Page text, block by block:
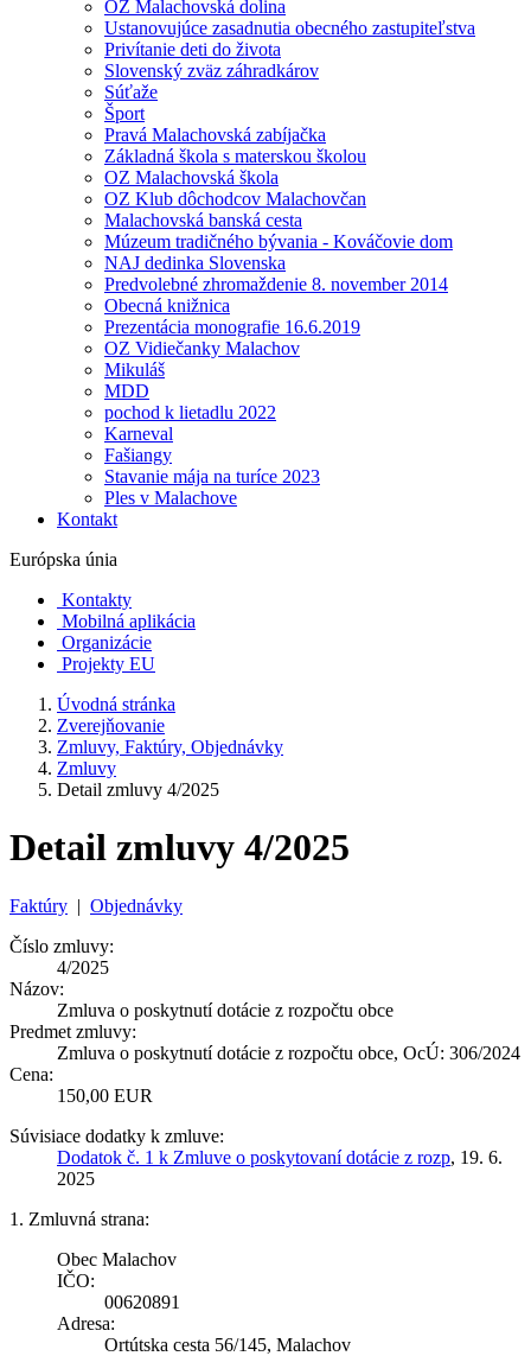
OZ Malachovská dolina
Ustanovujúce zasadnutia obecného zastupiteľstva
Privítanie deti do života
Slovenský zväz záhradkárov
Súťaže
Šport
Pravá Malachovská zabíjačka
Základná škola s materskou školou
OZ Malachovská škola
OZ Klub dôchodcov Malachovčan
Malachovská banská cesta
Múzeum tradičného bývania - Kováčovie dom
NAJ dedinka Slovenska
Predvolebné zhromaždenie 8. november 2014
Obecná knižnica
Prezentácia monografie 16.6.2019
OZ Vidiečanky Malachov
Mikuláš
MDD
pochod k lietadlu 2022
Karneval
Fašiangy
Stavanie mája na turíce 2023
Ples v Malachove
Kontakt
Európska únia
Kontakty
Mobilná aplikácia
Organizácie
Projekty EU
Úvodná stránka
Zverejňovanie
Zmluvy, Faktúry, Objednávky
Zmluvy
Detail zmluvy 4/2025
Detail zmluvy 4/2025
Faktúry | Objednávky
Číslo zmluvy:
4/2025
Názov:
Zmluva o poskytnutí dotácie z rozpočtu obce
Predmet zmluvy:
Zmluva o poskytnutí dotácie z rozpočtu obce, OcÚ: 306/2024
Cena:
150,00 EUR
Súvisiace dodatky k zmluve:
Dodatok č. 1 k Zmluve o poskytovaní dotácie z rozp, 19. 6.
2025
1. Zmluvná strana:
Obec Malachov
IČO:
00620891
Adresa:
Ortútska cesta 56/145, Malachov